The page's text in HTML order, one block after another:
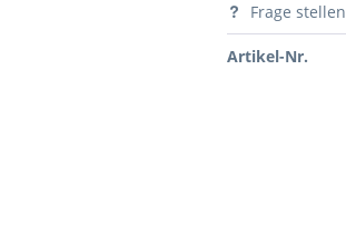
Frage stellen
Artikel-Nr.